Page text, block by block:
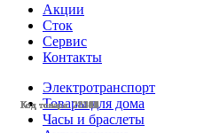
Код товара: 28581
Код товара: 28554
Код товара: 28553
Код товара: 28419
Код товара: 28395
Код товара: 28342
Код товара: 28341
Код товара: 28332
Код товара: 28269
Код товара: 28268
Код товара: 28246
Код товара: 28242
Акции
Сток
Сервис
Контакты
Электротранспорт
Товары для дома
Часы и браслеты